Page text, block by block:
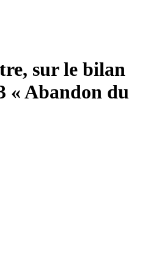
sur le bilan
« Abandon du